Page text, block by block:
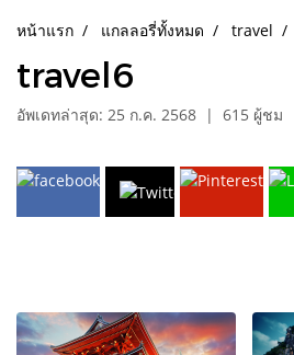
หน้าแรก แกลลอรี่ทั้งหมด travel
travel6
อัพเดทล่าสุด: 25 ก.ค. 2568 | 615 ผู้ชม